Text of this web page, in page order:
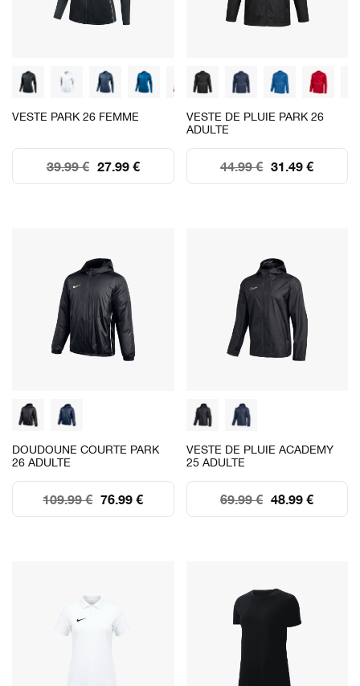
VESTE PARK 26 FEMME
27.99 €
39.99 €
VESTE DE PLUIE PARK 26
ADULTE
31.49 €
44.99 €
DOUDOUNE COURTE PARK
26 ADULTE
76.99 €
109.99 €
VESTE DE PLUIE ACADEMY
25 ADULTE
48.99 €
69.99 €